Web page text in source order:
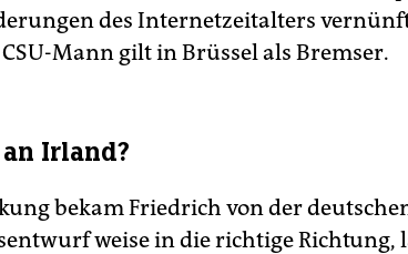
des Internetzeitalters
Mann gilt in Brüssel als Bremser.
Irland?
bekam Friedrich von der
weise in die richtige Richtung,